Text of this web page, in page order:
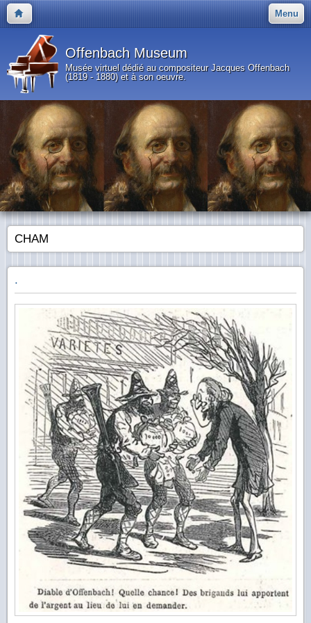
Menu
Offenbach Museum
Musée virtuel dédié au compositeur Jacques Offenbach
(1819 - 1880) et à son oeuvre.
CHAM
.